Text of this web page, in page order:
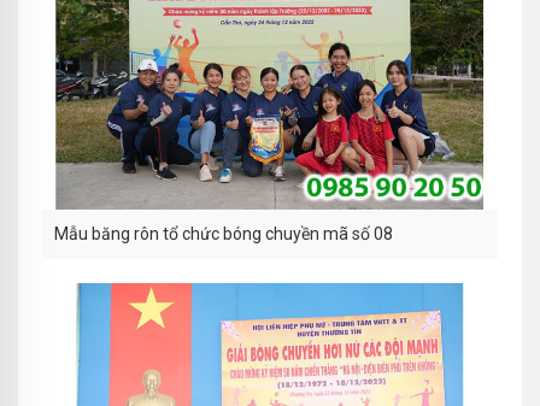
Mẫu băng rôn tổ chức bóng chuyền mã số 08